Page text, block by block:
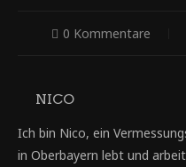
0 Kommentare
NICO
Ich bin Nico, ein
in Oberbayern lebt und